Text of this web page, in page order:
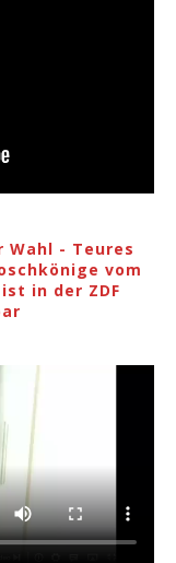
Wahl - Teures
vom
in der ZDF